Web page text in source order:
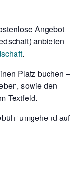
Angebot
anbieten
.
Platz buchen –
sowie den
Textfeld.
umgehend auf